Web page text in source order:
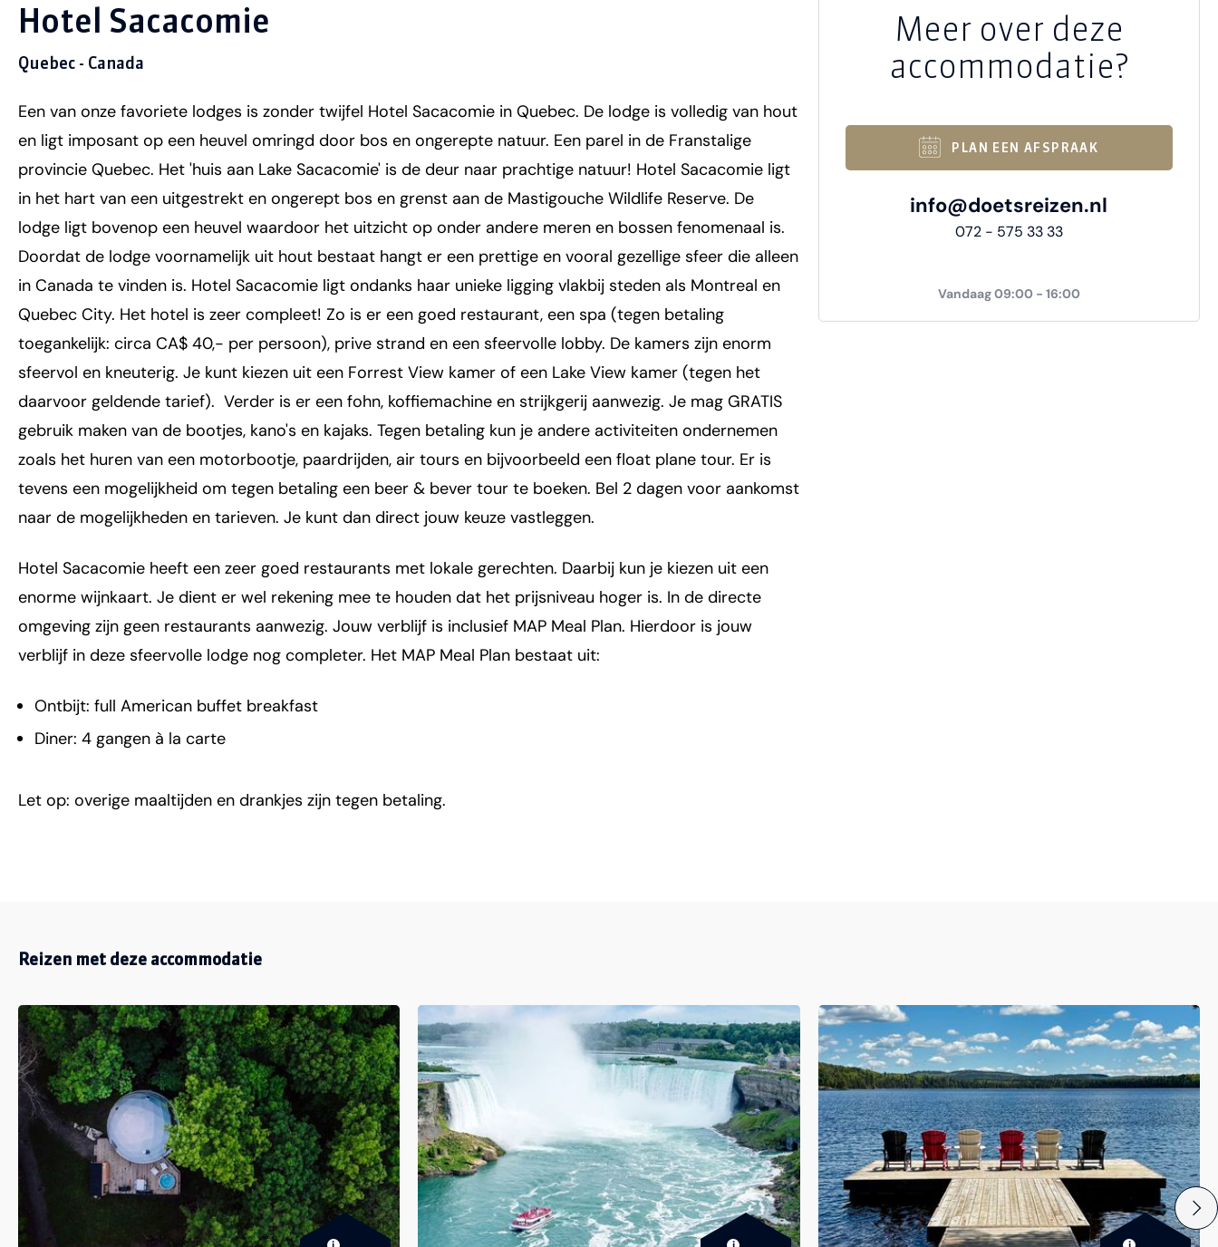
Hotel Sacacomie
Quebec - Canada
Een van onze favoriete lodges is zonder twijfel Hotel Sacacomie in Quebec. De lodge is volledig van hout
en ligt imposant op een heuvel omringd door bos en ongerepte natuur. Een parel in de Franstalige
provincie Quebec. Het 'huis aan Lake Sacacomie' is de deur naar prachtige natuur! Hotel Sacacomie ligt
in het hart van een uitgestrekt en ongerept bos en grenst aan de Mastigouche Wildlife Reserve. De
lodge ligt bovenop een heuvel waardoor het uitzicht op onder andere meren en bossen fenomenaal is.
Doordat de lodge voornamelijk uit hout bestaat hangt er een prettige en vooral gezellige sfeer die alleen
in Canada te vinden is. Hotel Sacacomie ligt ondanks haar unieke ligging vlakbij steden als Montreal en
Quebec City. Het hotel is zeer compleet! Zo is er een goed restaurant, een spa (tegen betaling
toegankelijk: circa CA$ 40,- per persoon), prive strand en een sfeervolle lobby. De kamers zijn enorm
sfeervol en kneuterig. Je kunt kiezen uit een Forrest View kamer of een Lake View kamer (tegen het
daarvoor geldende tarief). Verder is er een fohn, koffiemachine en strijkgerij aanwezig. Je mag GRATIS
gebruik maken van de bootjes, kano's en kajaks. Tegen betaling kun je andere activiteiten ondernemen
zoals het huren van een motorbootje, paardrijden, air tours en bijvoorbeeld een float plane tour. Er is
tevens een mogelijkheid om tegen betaling een beer & bever tour te boeken. Bel 2 dagen voor aankomst
naar de mogelijkheden en tarieven. Je kunt dan direct jouw keuze vastleggen.
Hotel Sacacomie heeft een zeer goed restaurants met lokale gerechten. Daarbij kun je kiezen uit een
enorme wijnkaart. Je dient er wel rekening mee te houden dat het prijsniveau hoger is. In de directe
omgeving zijn geen restaurants aanwezig. Jouw verblijf is inclusief MAP Meal Plan. Hierdoor is jouw
verblijf in deze sfeervolle lodge nog completer. Het MAP Meal Plan bestaat uit:
Ontbijt: full American buffet breakfast
Diner: 4 gangen à la carte
Let op: overige maaltijden en drankjes zijn tegen betaling.
Meer over deze
accommodatie?
PLAN EEN AFSPRAAK
info@doetsreizen.nl
072 - 575 33 33
Vandaag 09:00 - 16:00
Reizen met deze accommodatie